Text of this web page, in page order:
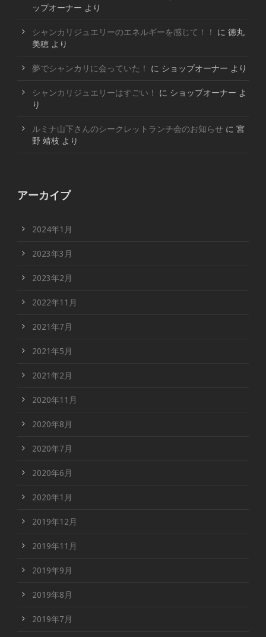
ップオーナー より
シャンカリジュエリーのエネルギーを感じて！！ に 徳丸
美穂 より
夢でシャンカリに会っていた！ に ショップオーナー より
シャンカリジュエリーはすごい！ に ショップオーナー よ
り
ルミナ山下さんのシークレットランチ会のお知らせ に 宮
野 靖枝 より
アーカイブ
2024年1月
2023年3月
2023年2月
2022年11月
2021年7月
2021年5月
2021年2月
2020年11月
2020年8月
2020年7月
2020年6月
2020年1月
2019年12月
2019年11月
2019年9月
2019年8月
2019年7月